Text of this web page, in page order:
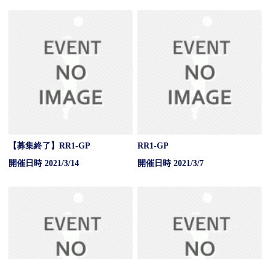
【募集終了】RR1-GP
開催日時 2021/3/14
RR1-GP
開催日時 2021/3/7